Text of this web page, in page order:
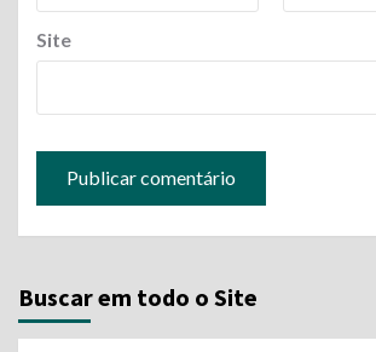
Site
Buscar em todo o Site